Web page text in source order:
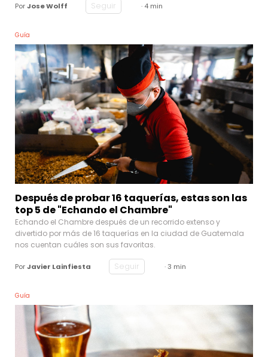
PorJose Wolff Seguir · 4 min
Guía
Después de probar 16 taquerías, estas son las
top 5 de "Echando el Chambre"
Echando el Chambre después de un recorrido extenso y
divertido por más de 16 taquerías en la ciudad de Guatemala
nos cuentan cuáles son sus favoritas.
PorJavier Lainfiesta Seguir · 3 min
Guía